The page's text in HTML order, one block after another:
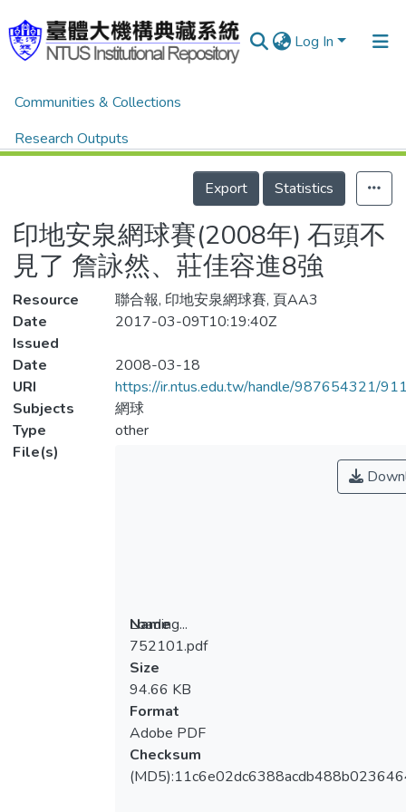
Log In
Communities & Collections
Research Outputs
Organizations
Statistics
Home 體育新聞剪報
Details
Export
Statistics
印地安泉網球賽(2008年) 石頭不
見了 詹詠然、莊佳容進8強
Resource
聯合報, 印地安泉網球賽, 頁AA3
Date
Issued
2017-03-09T10:19:40Z
Date
2008-03-18
URI
https://ir.ntus.edu.tw/handle/987654321/
Subjects
網球
Type
other
File(s)
Loading...
Loading...
Name
752101.pdf
Size
94.66 KB
Format
Adobe PDF
Checksum